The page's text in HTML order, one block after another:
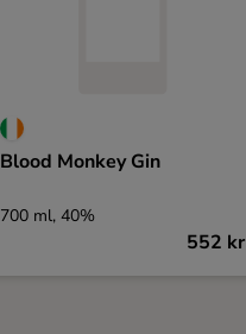
Blood Monkey Gin
700 ml, 40%
552 kr